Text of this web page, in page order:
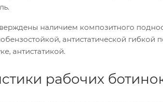
наличием композитного
антистатической
антистатикой.
рабочих